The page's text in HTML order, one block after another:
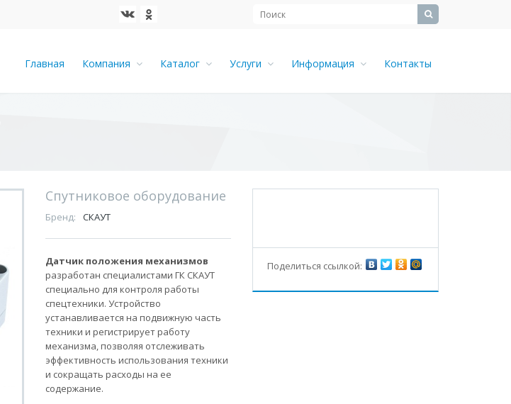
Главная Компания Каталог Услуги Информация Контакты
Спутниковое оборудование
Бренд: СКАУТ
Датчик положения механизмов
разработан специалистами ГК СКАУТ
специально для контроля работы
спецтехники. Устройство
устанавливается на подвижную часть
техники и регистрирует работу
механизма, позволяя отслеживать
эффективность использования техники
и сокращать расходы на ее
содержание.
Поделиться ссылкой: